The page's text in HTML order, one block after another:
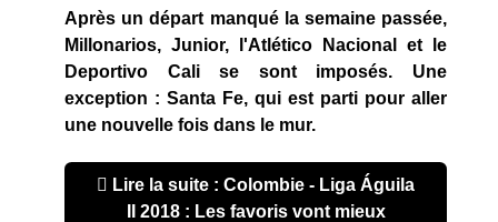
Après un départ manqué la semaine passée,
Millonarios, Junior, l'Atlético Nacional et le
Deportivo Cali se sont imposés. Une
exception : Santa Fe, qui est parti pour aller
une nouvelle fois dans le mur.
Lire la suite : Colombie - Liga Águila
II 2018 : Les favoris vont mieux